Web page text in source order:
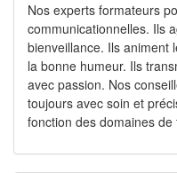
Nos experts formateurs
communicationnelles. Ils
bienveillance. Ils animent
la bonne humeur. Ils
avec passion. Nos
toujours avec soin et
fonction des domaines